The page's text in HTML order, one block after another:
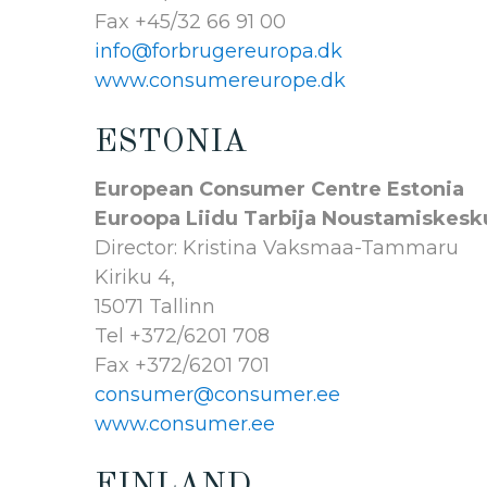
Fax +45/32 66 91 00
info@forbrugereuropa.dk
www.consumereurope.dk
ESTONIA
European Consumer Centre Estonia
Euroopa Liidu Tarbija
Director: Kristina Vaksmaa-Tammaru
Kiriku 4,
15071 Tallinn
Tel +372/6201 708
Fax +372/6201 701
consumer@consumer.ee
www.consumer.ee